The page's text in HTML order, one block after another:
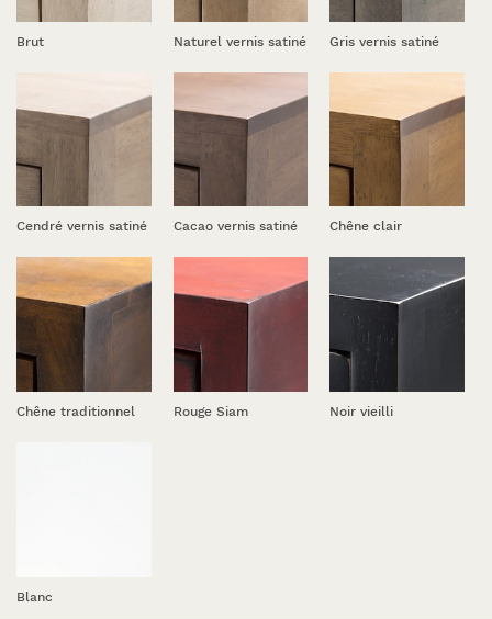
Brut Naturel vernis satiné Gris vernis satiné
Cendré vernis satiné Cacao vernis satiné Chêne clair
Chêne traditionnel Rouge Siam Noir vieilli
Blanc